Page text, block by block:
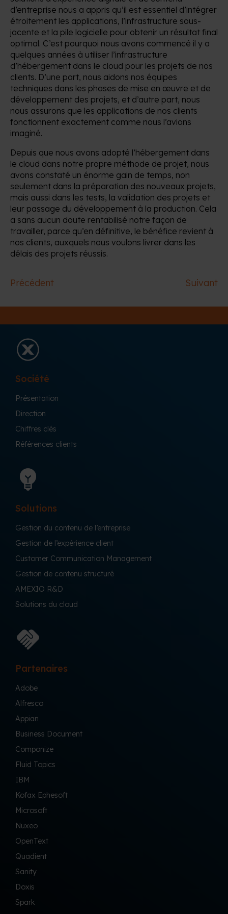
d’entreprise nous a appris qu’il est essentiel d’intégrer
étroitement les applications, l’infrastructure sous-
jacente et la pile logicielle pour obtenir un résultat final
optimal. C’est pourquoi nous avons commencé il y a
quelques années à utiliser l’infrastructure
d’hébergement dans le cloud pour les projets de nos
clients. D’une part, nous aidons nos équipes
techniques dans les phases de mise en œuvre et de
développement des projets, et d’autre part, nous
nous assurons que les applications de nos clients
fonctionnent exactement comme nous l’avions
imaginé.
Depuis que nous avons adopté l’hébergement dans
le cloud dans notre propre méthode de projet, nous
avons constaté un énorme gain de temps, non
seulement dans la préparation des nouveaux projets,
mais aussi dans les tests, la validation des projets et
leur passage du développement à la production. Cela
a sans aucun doute rentabilisé notre façon de
travailler, parce qu’en définitive, le bénéfice revient à
nos clients, auxquels nous voulons livrer dans les
délais des projets réussis.
Suivant
Précédent
Société
Présentation
Direction
Chiffres clés
Références clients
Solutions
Gestion du contenu de l’entreprise
Gestion de l’expérience client
Customer Communication Management
Gestion de contenu structuré
AMEXIO R&D
Solutions du cloud
Partenaires
Adobe
Alfresco
Appian
Business Document
Componize
Fluid Topics
IBM
Kofax Ephesoft
Microsoft
Nuxeo
OpenText
Quadient
Sanity
Doxis
Spark